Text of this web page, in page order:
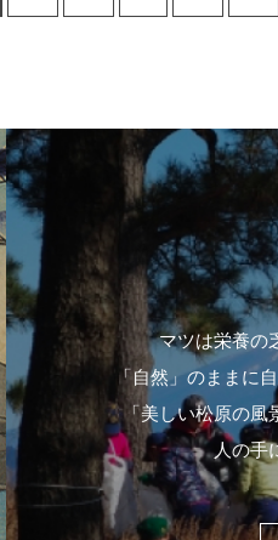
マツは栄養の
「自然」のままに
「美しい松原の
人の手